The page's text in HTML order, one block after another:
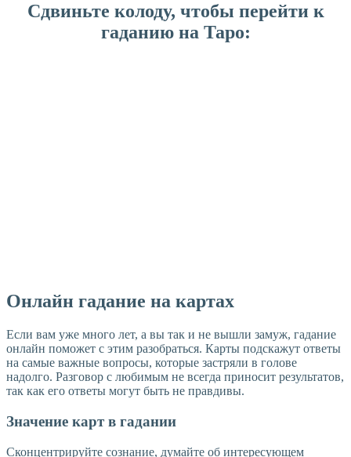
Сдвиньте колоду, чтобы перейти к
гаданию на Таро:
Онлайн гадание на картах
Если вам уже много лет, а вы так и не вышли замуж, гадание
онлайн поможет с этим разобраться. Карты подскажут ответы
на самые важные вопросы, которые застряли в голове
надолго. Разговор с любимым не всегда приносит результатов,
так как его ответы могут быть не правдивы.
Значение карт в гадании
Сконцентрируйте сознание, думайте об интересующем